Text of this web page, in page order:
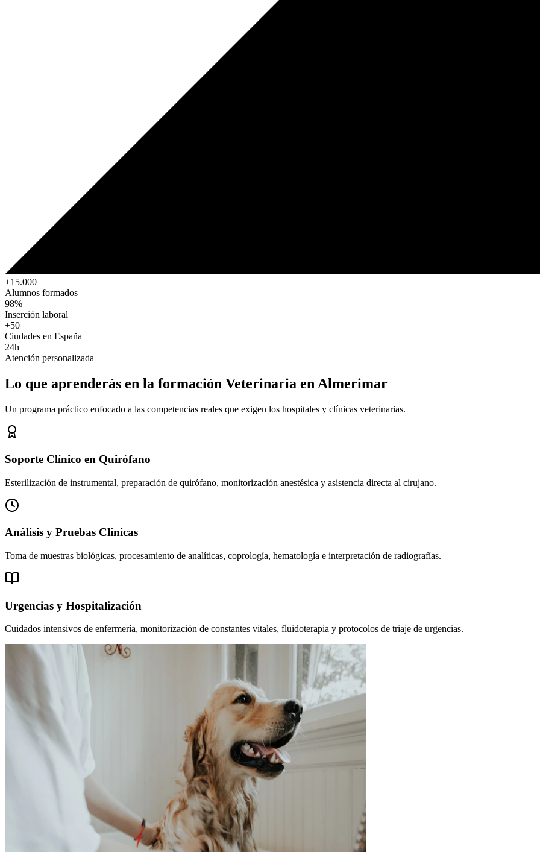
+15.000
Alumnos formados
98%
Inserción laboral
+50
Ciudades en España
24h
Atención personalizada
Lo que aprenderás en la formación Veterinaria en Almerimar
Un programa práctico enfocado a las competencias reales que exigen los hospitales y clínicas veterinarias.
Soporte Clínico en Quirófano
Esterilización de instrumental, preparación de quirófano, monitorización anestésica y asistencia directa al cirujano.
Análisis y Pruebas Clínicas
Toma de muestras biológicas, procesamiento de analíticas, coprología, hematología e interpretación de radiografías.
Urgencias y Hospitalización
Cuidados intensivos de enfermería, monitorización de constantes vitales, fluidoterapia y protocolos de triaje de urgencias.